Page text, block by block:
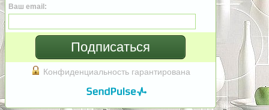
Ваш email:
Подписаться
Конфиденциальность гарантирована